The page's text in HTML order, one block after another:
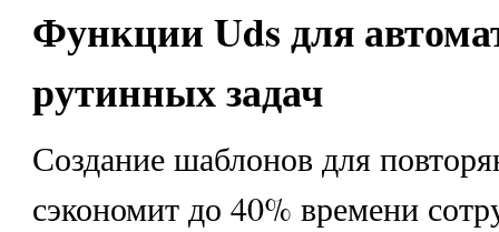
Функции Uds для
рутинных задач
Создание шаблонов для
сэкономит до 40% времени